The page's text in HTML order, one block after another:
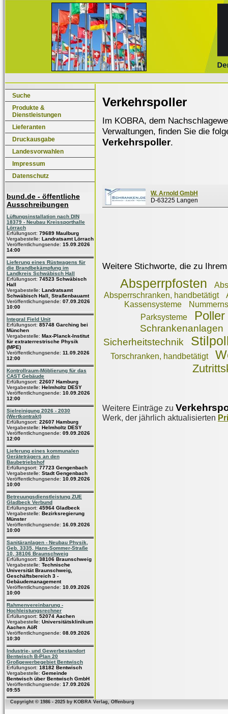
Suche
Produkte &
Dienstleistungen
Lieferanten
Druckausgabe
Landesvorwahlen
Impressum
Datenschutz
bund.de - öffentliche
Ausschreibungen
Lüftungsinstallation nach DIN
18379 - Neubau Kreissporthalle
Lörrach
Erfüllungsort: 79689 Maulburg
Vergabestelle: Landratsamt Lörrach
Veröffentlichungsende: 15.09.2026
14:00
Lieferung eines Rüstwagens für
die Brandbekämpfung im
Landkreis Schwäbisch Hall
Erfüllungsort: 74523 Schwäbisch
Hall
Vergabestelle: Landratsamt
Schwäbisch Hall, Straßenbauamt
Veröffentlichungsende: 07.09.2026
10:00
Integral Field Unit
Erfüllungsort: 85748 Garching bei
München
Vergabestelle: Max-Planck-Institut
für extraterrestrische Physik
(MPE)
Veröffentlichungsende: 11.09.2026
12:00
Kontrollraum-Möblierung für das
CAST Gebäude
Erfüllungsort: 22607 Hamburg
Vergabestelle: Helmholtz DESY
Veröffentlichungsende: 10.09.2026
12:00
Sielreinigung 2026 - 2030
(Wertkontrakt)
Erfüllungsort: 22607 Hamburg
Vergabestelle: Helmholtz DESY
Veröffentlichungsende: 09.09.2026
12:00
Lieferung eines kommunalen
Geräteträgers an den
Baubetriebshof
Erfüllungsort: 77723 Gengenbach
Vergabestelle: Stadt Gengenbach
Veröffentlichungsende: 10.09.2026
10:00
Betreuungsdienstleistung ZUE
Gladbeck Verbund
Erfüllungsort: 45964 Gladbeck
Vergabestelle: Bezirksregierung
Münster
Veröffentlichungsende: 16.09.2026
10:00
Sanitäranlagen - Neubau Physik,
Geb. 3335, Hans-Sommer-Straße
10, 38106 Braunschweig
Erfüllungsort: 38106 Braunschweig
Vergabestelle: Technische
Universität Braunschweig,
Geschäftsbereich 3 -
Gebäudemanagement
Veröffentlichungsende: 10.09.2026
10:00
Rahmenvereinbarung -
Hochleistungsrechner
Erfüllungsort: 52074 Aachen
Vergabestelle: Universitätsklinikum
Aachen AöR
Veröffentlichungsende: 08.09.2026
10:30
Industrie- und Gewerbestandort
Bentwisch B-Plan 20
Großgewerbegebiet Bentwisch
Erfüllungsort: 18182 Bentwisch
Vergabestelle: Gemeinde
Bentwisch über Bentwisch GmbH
Veröffentlichungsende: 17.09.2026
09:55
Verkehrspoller
Im KOBRA, dem
Verwaltungen, finden Sie die
Verkehrspoller.
W. Arnold GmbH
D-63225 Langen
Weitere Stichworte, die zu
Absperrpfosten
Absperrschranken, handbetätigt
Kassensysteme
Parksysteme
Poller
Schrankenanlagen
Sicherheitstechnik
Torschranken, handbetätigt
Weitere Einträge zu
Werk, der jährlich aktualisierten
Copyright © 1986 - 2025 by KOBRA Verlag, Offenburg